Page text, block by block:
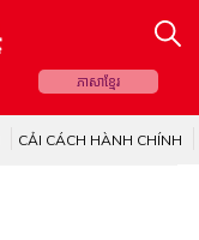
ភាសាខ្មែរ
CẢI CÁCH HÀNH CHÍNH